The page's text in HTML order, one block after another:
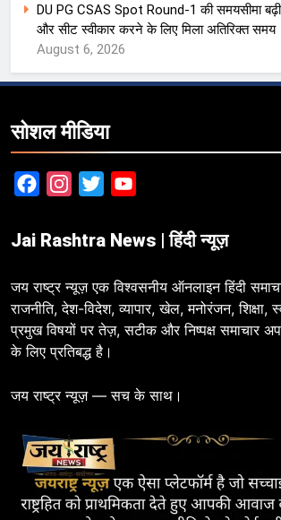
DU PG CSAS Spot Round-1 की समयसीमा
और सीट स्वीकार करने के लिए मिला अतिरिक्त समय
August 6, 2026
सोशल मीडिया
FacebookInstagram
Twitter
Jai Rashtra News | हिंदी न्यूज़
जय राष्ट्र न्यूज़ एक विश्वसनीय ऑनलाइन हिंदी
राजनीति, देश-विदेश, व्यापार, खेल, मनोरंजन, शिक्षा,
प्रमुख विषयों पर तेज़, सटीक और निष्पक्ष समाचार
के लिए प्रतिबद्ध है।
जय राष्ट्र न्यूज़ — सच के साथ।